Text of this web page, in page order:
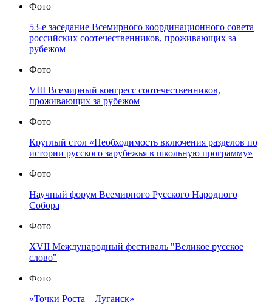
Фото
53-е заседание Всемирного координационного совета
российских соотечественников, проживающих за
рубежом
Фото
VIII Всемирный конгресс соотечественников,
проживающих за рубежом
Фото
Круглый стол «Необходимость включения разделов по
истории русского зарубежья в школьную программу»
Фото
Научный форум Всемирного Русского Народного
Собора
Фото
XVII Международный фестиваль "Великое русское
слово"
Фото
«Точки Роста – Луганск»